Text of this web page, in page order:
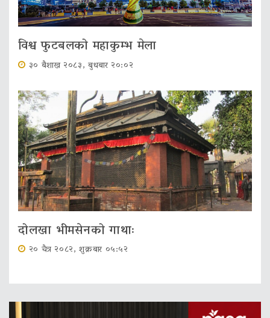
विश्व फुटबलको महाकुम्भ मेला
३० बैशाख २०८३, बुधबार २०:०२
दोलखा भीमसेनको गाथाः
२० चैत्र २०८२, शुक्रबार ०५:५२